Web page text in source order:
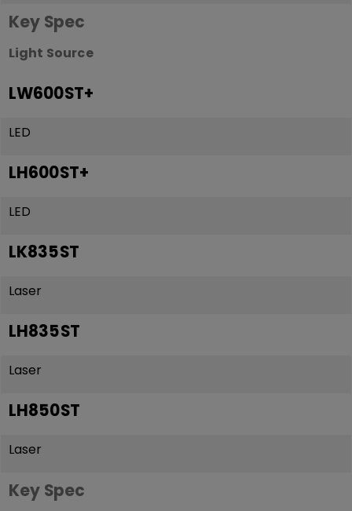
Key Spec
Light Source
LW600ST+
LED
LH600ST+
LED
LK835ST
Laser
LH835ST
Laser
LH850ST
Laser
Key Spec